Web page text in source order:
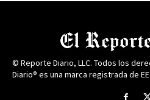
© Reporte Diario, LLC. Todos los
Diario® es una marca registrada de